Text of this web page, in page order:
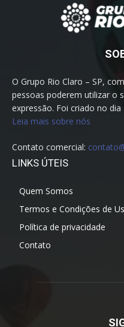
O Grupo Rio Claro – SP,
pessoas poderem utilizar o
expressão. Foi criado no
Leia mais sobre nós
Contato comercial:
LINKS ÚTEIS
Quem Somos
Termos e Condições de
Política de privacidade
Contato